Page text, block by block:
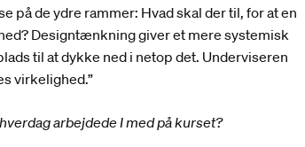
på de ydre rammer: Hvad skal der til, for at en
Designtænkning giver et mere systemisk
til at dykke ned i netop det. Underviseren
virkelighed.”
arbejdede I med på kurset?